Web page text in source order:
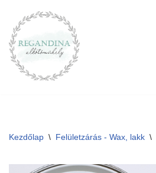
Skip
to
content
Kezdőlap \ Felületzárás - Wax, lakk \